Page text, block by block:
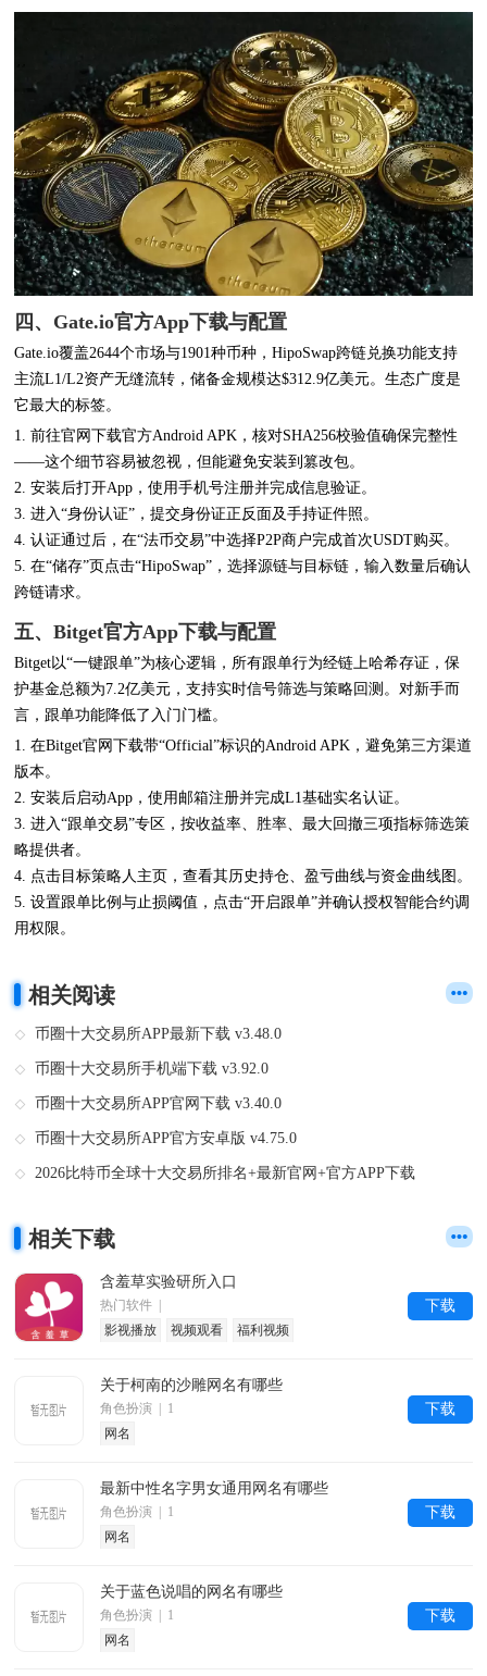
四、Gate.io官方App下载与配置
Gate.io覆盖2644个市场与1901种币种，HipoSwap跨链兑换功能支持
主流L1/L2资产无缝流转，储备金规模达$312.9亿美元。生态广度是
它最大的标签。
1. 前往官网下载官方Android APK，核对SHA256校验值确保完整性
——这个细节容易被忽视，但能避免安装到篡改包。
2. 安装后打开App，使用手机号注册并完成信息验证。
3. 进入“身份认证”，提交身份证正反面及手持证件照。
4. 认证通过后，在“法币交易”中选择P2P商户完成首次USDT购买。
5. 在“储存”页点击“HipoSwap”，选择源链与目标链，输入数量后确认
跨链请求。
五、Bitget官方App下载与配置
Bitget以“一键跟单”为核心逻辑，所有跟单行为经链上哈希存证，保
护基金总额为7.2亿美元，支持实时信号筛选与策略回测。对新手而
言，跟单功能降低了入门门槛。
1. 在Bitget官网下载带“Official”标识的Android APK，避免第三方渠道
版本。
2. 安装后启动App，使用邮箱注册并完成L1基础实名认证。
3. 进入“跟单交易”专区，按收益率、胜率、最大回撤三项指标筛选策
略提供者。
4. 点击目标策略人主页，查看其历史持仓、盈亏曲线与资金曲线图。
5. 设置跟单比例与止损阈值，点击“开启跟单”并确认授权智能合约调
用权限。
相关阅读
币圈十大交易所APP最新下载 v3.48.0
币圈十大交易所手机端下载 v3.92.0
币圈十大交易所APP官网下载 v3.40.0
币圈十大交易所APP官方安卓版 v4.75.0
2026比特币全球十大交易所排名+最新官网+官方APP下载
相关下载
含羞草实验研所入口
热门软件 |
影视播放
视频观看 福利视频
下载
关于柯南的沙雕网名有哪些
角色扮演 | 1
网名
下载
最新中性名字男女通用网名有哪些
角色扮演 | 1
网名
下载
关于蓝色说唱的网名有哪些
角色扮演 | 1
网名
下载